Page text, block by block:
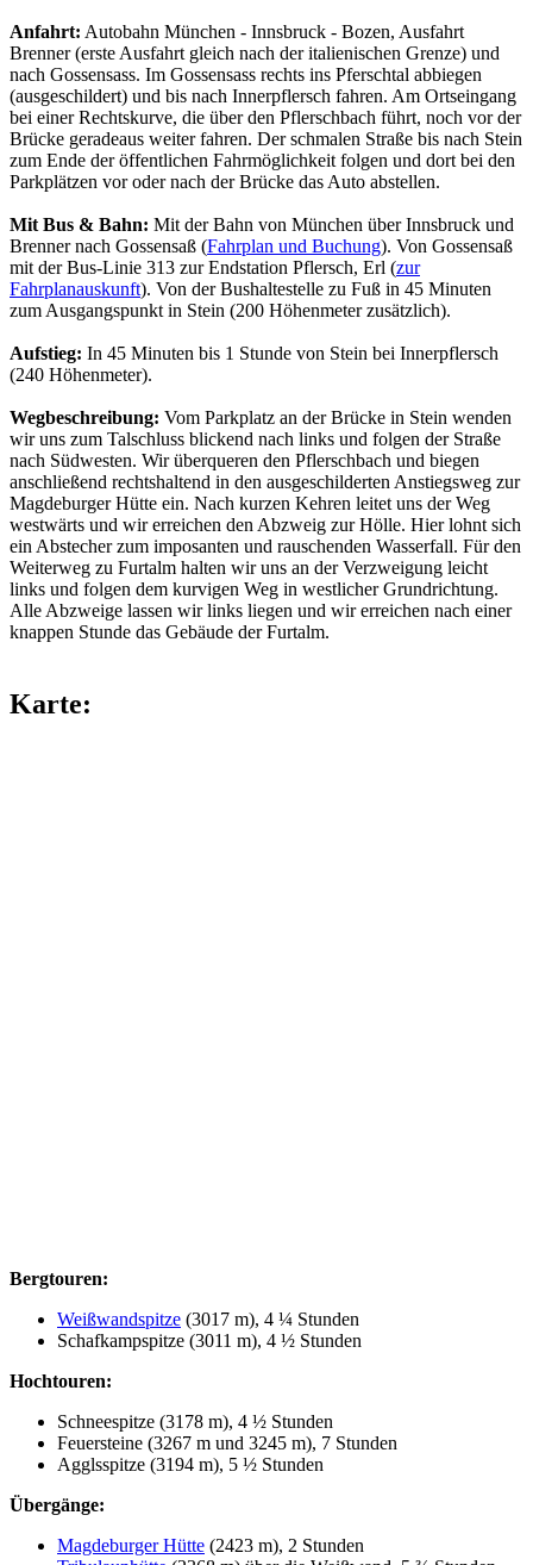
Anfahrt: Autobahn München - Innsbruck - Bozen, Ausfahrt
Brenner (erste Ausfahrt gleich nach der italienischen Grenze) und
nach Gossensass. Im Gossensass rechts ins Pferschtal abbiegen
(ausgeschildert) und bis nach Innerpflersch fahren. Am Ortseingang
bei einer Rechtskurve, die über den Pflerschbach führt, noch vor der
Brücke geradeaus weiter fahren. Der schmalen Straße bis nach Stein
zum Ende der öffentlichen Fahrmöglichkeit folgen und dort bei den
Parkplätzen vor oder nach der Brücke das Auto abstellen.
Mit Bus & Bahn: Mit der Bahn von München über Innsbruck und
Brenner nach Gossensaß (Fahrplan und Buchung). Von Gossensaß
mit der Bus-Linie 313 zur Endstation Pflersch, Erl (zur
Fahrplanauskunft). Von der Bushaltestelle zu Fuß in 45 Minuten
zum Ausgangspunkt in Stein (200 Höhenmeter zusätzlich).
Aufstieg: In 45 Minuten bis 1 Stunde von Stein bei Innerpflersch
(240 Höhenmeter).
Wegbeschreibung: Vom Parkplatz an der Brücke in Stein wenden
wir uns zum Talschluss blickend nach links und folgen der Straße
nach Südwesten. Wir überqueren den Pflerschbach und biegen
anschließend rechtshaltend in den ausgeschilderten Anstiegsweg zur
Magdeburger Hütte ein. Nach kurzen Kehren leitet uns der Weg
westwärts und wir erreichen den Abzweig zur Hölle. Hier lohnt sich
ein Abstecher zum imposanten und rauschenden Wasserfall. Für den
Weiterweg zu Furtalm halten wir uns an der Verzweigung leicht
links und folgen dem kurvigen Weg in westlicher Grundrichtung.
Alle Abzweige lassen wir links liegen und wir erreichen nach einer
knappen Stunde das Gebäude der Furtalm.
Karte:
Bergtouren:
Weißwandspitze (3017 m), 4 ¼ Stunden
Schafkampspitze (3011 m), 4 ½ Stunden
Hochtouren:
Schneespitze (3178 m), 4 ½ Stunden
Feuersteine (3267 m und 3245 m), 7 Stunden
Agglsspitze (3194 m), 5 ½ Stunden
Übergänge:
Magdeburger Hütte (2423 m), 2 Stunden